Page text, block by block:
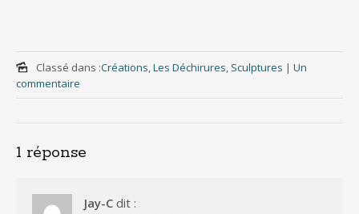
Classé dans :Créations Les Déchirures Sculptures | Un
commentaire
1 réponse
Jay-C dit :